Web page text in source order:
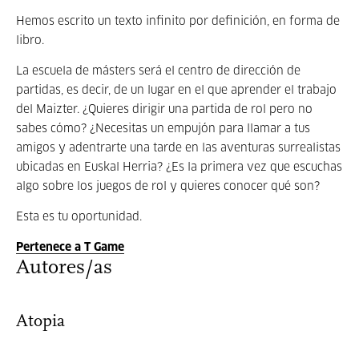
Hemos escrito un texto infinito por definición, en forma de
libro.
La escuela de másters será el centro de dirección de
partidas, es decir, de un lugar en el que aprender el trabajo
del Maizter. ¿Quieres dirigir una partida de rol pero no
sabes cómo? ¿Necesitas un empujón para llamar a tus
amigos y adentrarte una tarde en las aventuras surrealistas
ubicadas en Euskal Herria? ¿Es la primera vez que escuchas
algo sobre los juegos de rol y quieres conocer qué son?
Esta es tu oportunidad.
Pertenece a T Game
Autores/as
Atopia